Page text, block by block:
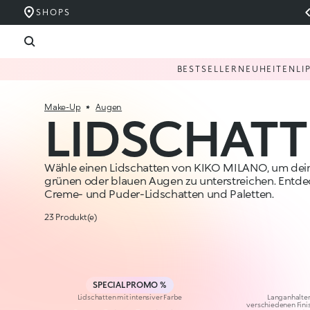
SHOPS
BESTSELLER NEUHEITEN
Make-Up Augen
Wähle einen Lidschatten von KIKO MILANO, um
grünen oder blauen Augen zu unterstreichen.
Creme- und Puder-Lidschatten und Paletten.
23 Produkt(e)
SPECIAL PROMO %
Lidschatten mit intensiver Farbe
verschiedenen